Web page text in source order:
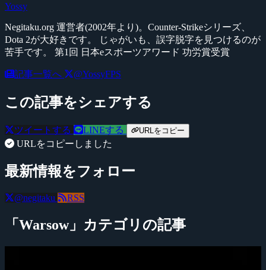
Yossy
Negitaku.org 運営者(2002年より)。Counter-Strikeシリーズ、
Dota 2が大好きです。 じゃがいも、誤字脱字を見つけるのが
苦手です。 第1回 日本eスポーツアワード 功労賞受賞
記事一覧へ @YossyFPS
この記事をシェアする
ツイートする LINEする URLをコピー
URLをコピーしました
最新情報をフォロー
@negitaku RSS
「Warsow」カテゴリの記事